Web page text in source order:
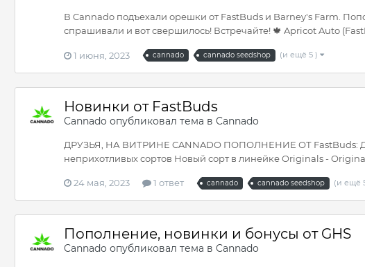
В Cannado подъехали орешки от FastBuds и Barney's Farm.
спрашивали и вот свершилось! Встречайте! 🍁 Apricot Auto
1 июня, 2023 cannado cannado seedshop (и ещё 5 )
Новинки от FastBuds
Cannado опубликовал тема в Cannado
ДРУЗЬЯ, НА ВИТРИНЕ CANNADO ПОПОЛНЕНИЕ ОТ FastBuds:
неприхотливых сортов Новый сорт в линейке Originals -
24 мая, 2023 1 ответ cannado cannado seedshop (и ещё
Пополнение, новинки и бонусы от GHS
Cannado опубликовал тема в Cannado